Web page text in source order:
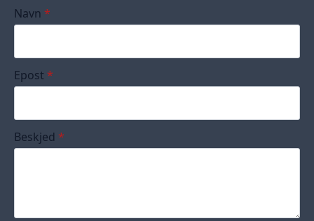
Navn *
Epost *
Beskjed *